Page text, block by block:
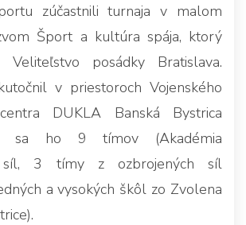
zúčastnili turnaja v malom
Šport a kultúra spája, ktorý
Veliteľstvo posádky Bratislava.
v priestoroch Vojenského
DUKLA Banská Bystrica
sa ho 9 tímov (Akadémia
síl, 3 tímy z ozbrojených síl
a vysokých škôl zo Zvolena